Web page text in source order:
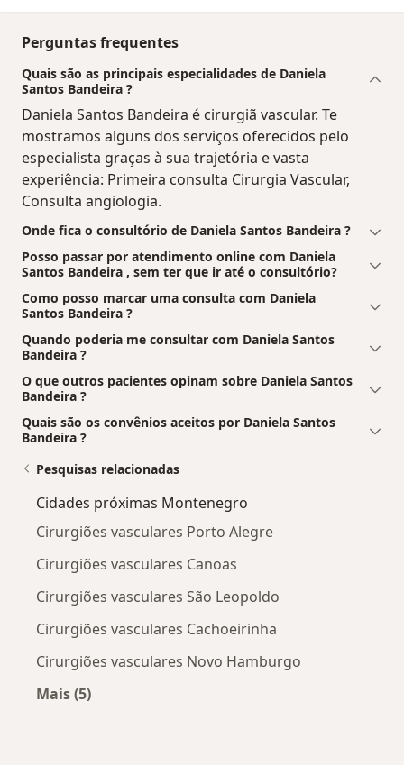
Perguntas frequentes
Quais são as principais especialidades de Daniela
Santos Bandeira ?
Daniela Santos Bandeira é cirurgiã vascular. Te
mostramos alguns dos serviços oferecidos pelo
especialista graças à sua trajetória e vasta
experiência: Primeira consulta Cirurgia Vascular,
Consulta angiologia.
Onde fica o consultório de Daniela Santos Bandeira ?
Posso passar por atendimento online com Daniela
Santos Bandeira , sem ter que ir até o consultório?
Como posso marcar uma consulta com Daniela
Santos Bandeira ?
Quando poderia me consultar com Daniela Santos
Bandeira ?
O que outros pacientes opinam sobre Daniela Santos
Bandeira ?
Quais são os convênios aceitos por Daniela Santos
Bandeira ?
Pesquisas relacionadas
Cidades próximas Montenegro
Cirurgiões vasculares Porto Alegre
Cirurgiões vasculares Canoas
Cirurgiões vasculares São Leopoldo
Cirurgiões vasculares Cachoeirinha
Cirurgiões vasculares Novo Hamburgo
Mais (5)